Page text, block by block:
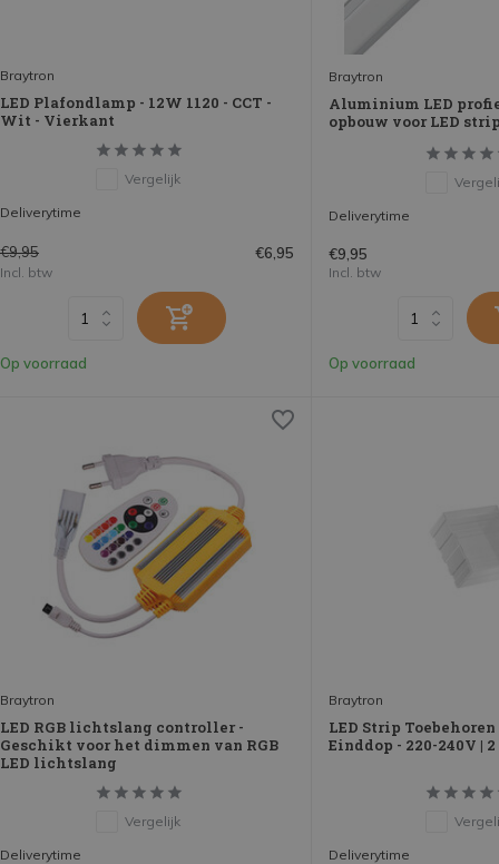
Braytron
LED Plafondlamp - 12W 1120 - CCT -
Wit - Vierkant
Vergelijk
Deliverytime
€9,95 €6,95
Incl. btw
Op voorraad
Braytron
Aluminium LED
opbouw voor LED
Deliverytime
€9,95
Incl. btw
Op voorraad
Braytron
LED RGB lichtslang controller -
Geschikt voor het dimmen van RGB
LED lichtslang
Vergelijk
Deliverytime
Braytron
LED Strip Toebehoren
Einddop - 220-240V |
Deliverytime